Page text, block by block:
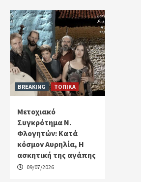
BREAKING ΤΟΠΙΚΑ
Μετοχιακό
Συγκρότημα Ν.
Φλογητών: Κατά
κόσμον Αυρηλία, Η
ασκητική της αγάπης
09/07/2026